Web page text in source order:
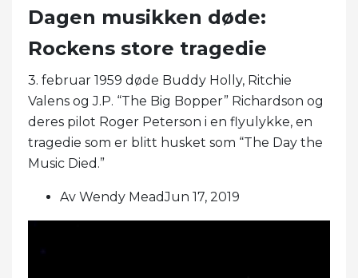
Dagen musikken døde:
Rockens store tragedie
3. februar 1959 døde Buddy Holly, Ritchie
Valens og J.P. “The Big Bopper” Richardson og
deres pilot Roger Peterson i en flyulykke, en
tragedie som er blitt husket som “The Day the
Music Died.”
Av Wendy MeadJun 17, 2019